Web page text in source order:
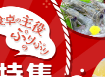
ケーキ
ワイン
業務用